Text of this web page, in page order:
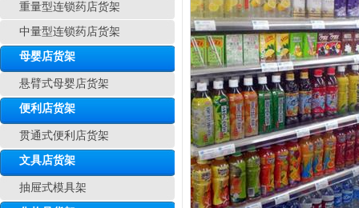
重量型连锁药店货架
中量型连锁药店货架
母婴店货架
悬臂式母婴店货架
便利店货架
贯通式便利店货架
文具店货架
抽屉式模具架